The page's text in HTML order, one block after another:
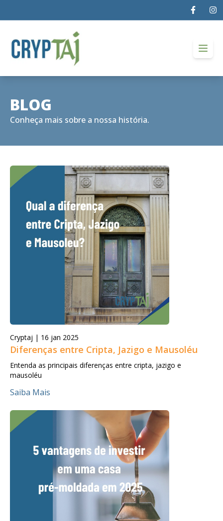
BLOG
Conheça mais sobre a nossa história.
Cryptaj | 16 jan 2025
Diferenças entre Cripta, Jazigo e Mausoléu
Entenda as principais diferenças entre cripta, jazigo e
mausoléu
Saiba Mais